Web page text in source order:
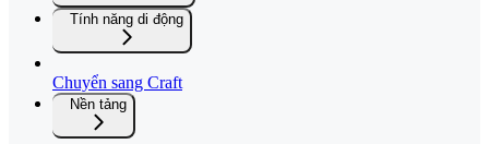
Tính năng di động
Chuyển sang Craft
Nền tảng